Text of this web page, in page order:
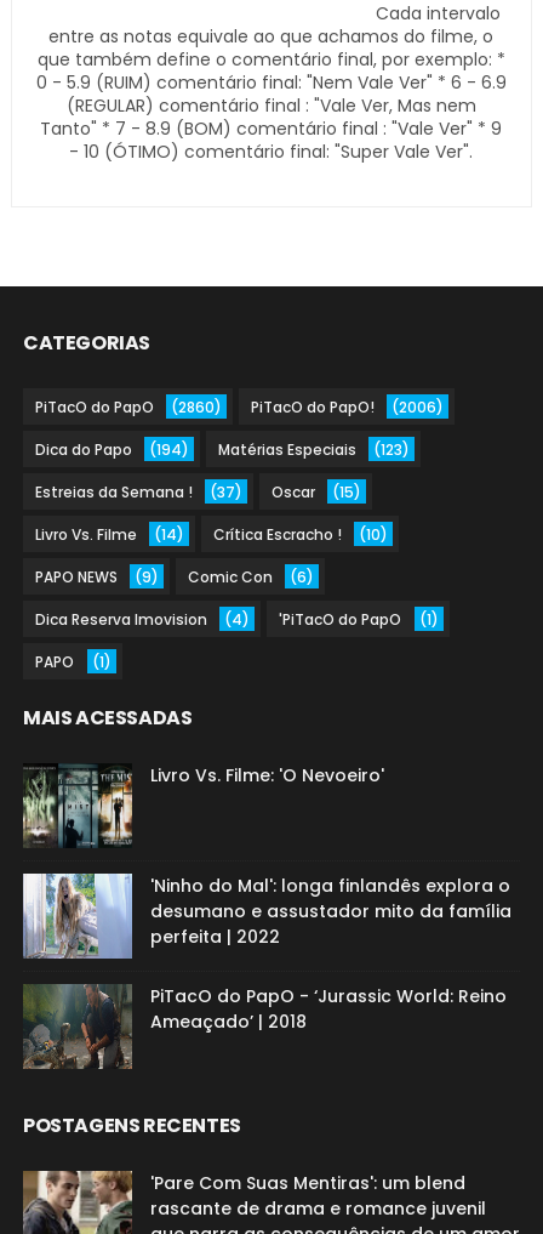
Cada intervalo
entre as notas equivale ao que achamos do filme, o
que também define o comentário final, por exemplo: *
0 - 5.9 (RUIM) comentário final: "Nem Vale Ver" * 6 - 6.9
(REGULAR) comentário final : "Vale Ver, Mas nem
Tanto" * 7 - 8.9 (BOM) comentário final : "Vale Ver" * 9
- 10 (ÓTIMO) comentário final: "Super Vale Ver".
CATEGORIAS
PiTacO do PapO (2860) PiTacO do PapO! (2006)
Dica do Papo (194) Matérias Especiais (123)
Estreias da Semana ! (37) Oscar (15)
Livro Vs. Filme (14) Crítica Escracho ! (10)
PAPO NEWS (9) Comic Con (6)
Dica Reserva Imovision (4) 'PiTacO do PapO (1)
PAPO (1)
MAIS ACESSADAS
Livro Vs. Filme: 'O Nevoeiro'
'Ninho do Mal': longa finlandês explora o
desumano e assustador mito da família
perfeita | 2022
PiTacO do PapO - ‘Jurassic World: Reino
Ameaçado’ | 2018
POSTAGENS RECENTES
'Pare Com Suas Mentiras': um blend
rascante de drama e romance juvenil